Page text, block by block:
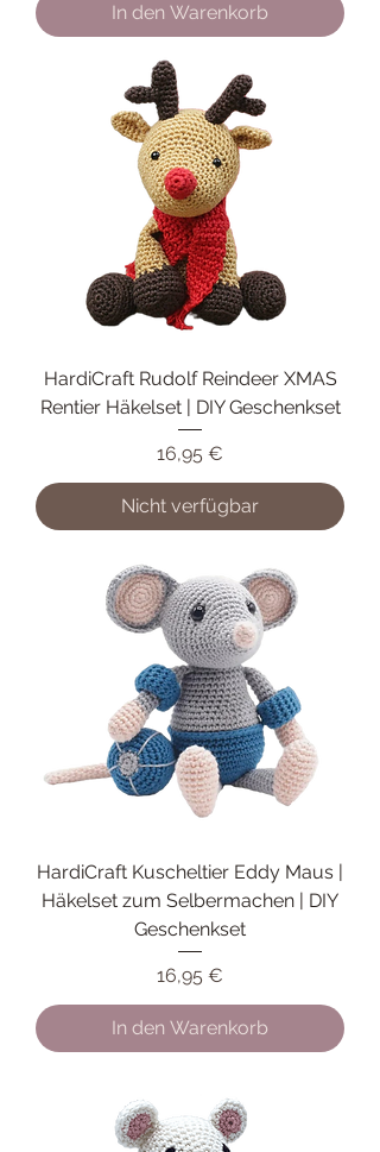
In den Warenkorb
HardiCraft Rudolf Reindeer XMAS
Rentier Häkelset | DIY Geschenkset
Preis
16,95 €
Nicht verfügbar
HardiCraft Kuscheltier Eddy Maus |
Häkelset zum Selbermachen | DIY
Geschenkset
Preis
16,95 €
In den Warenkorb